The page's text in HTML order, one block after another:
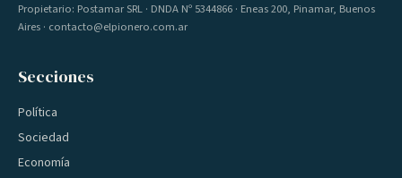
Propietario: Postamar SRL · DNDA Nº 5344866 · Eneas 200, Pinamar, Buenos
Aires · contacto@elpionero.com.ar
Secciones
Política
Sociedad
Economía